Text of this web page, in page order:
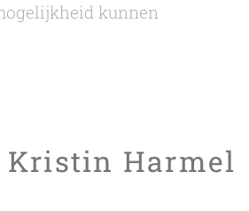
kunnen
Kristin Harmel